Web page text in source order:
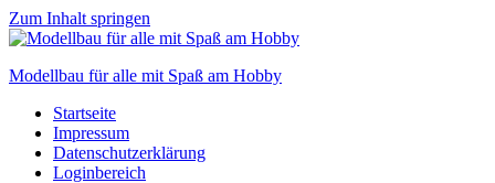
Zum Inhalt springen
Modellbau für alle mit Spaß am Hobby
Scale
modelling
Startseite
Impressum
Datenschutzerklärung
Loginbereich